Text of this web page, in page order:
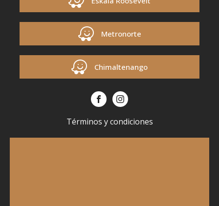
Metronorte
Chimaltenango
Términos y condiciones